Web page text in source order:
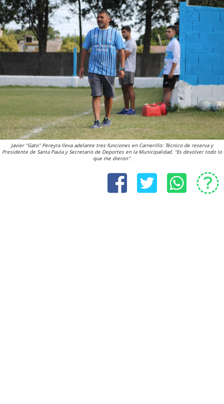
Javier "Gato" Pereyra lleva adelante tres funciones en Carnerillo: Técnico de reserva y
Presidente de Santa Paula y Secretario de Deportes en la Municipalidad. "Es devolver todo lo
que me dieron".